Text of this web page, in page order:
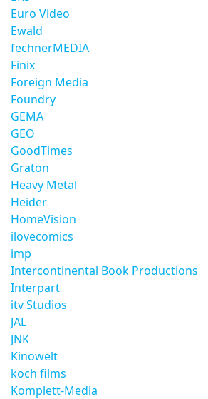
Euro Video
Ewald
fechnerMEDIA
Finix
Foreign Media
Foundry
GEMA
GEO
GoodTimes
Graton
Heavy Metal
Heider
HomeVision
ilovecomics
imp
Intercontinental Book Productions
Interpart
itv Studios
JAL
JNK
Kinowelt
koch films
Komplett-Media